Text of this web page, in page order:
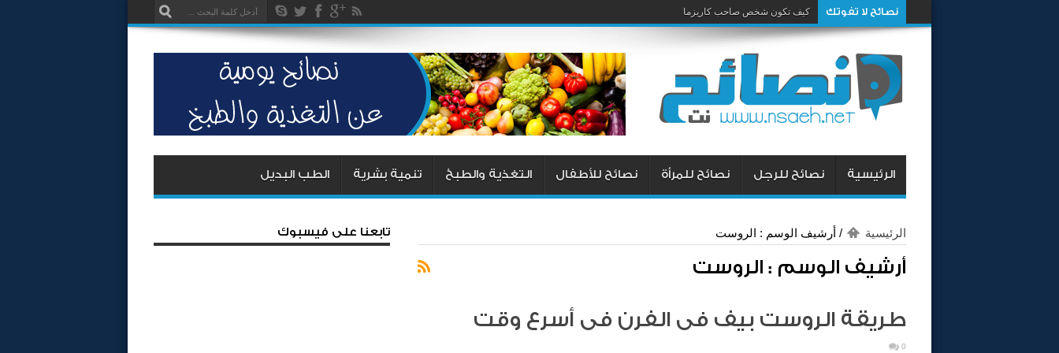
نصائح لا تفوتك كيف تكون شخص صاحب كاريزما
الرئيسية نصائح للرجل نصائح للمرأة نصائح للأطفال التغذية والطبخ تنمية بشرية الطب البديل
الرئيسية / أرشيف الوسم : الروست
أرشيف الوسم : الروست
طريقة الروست بيف فى الفرن فى أسرع وقت
0
تابعنا على فيسبوك